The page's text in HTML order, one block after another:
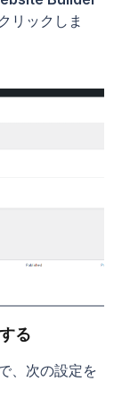
リックしま
る
、次の設定を